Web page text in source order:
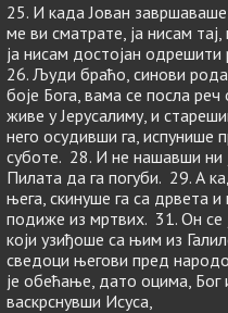
25. И када Јован завршаваше
ме ви сматрате, ја нисам
ја нисам достојан одрешити
26. Људи браћо, синови
боје Бога, вама се посла
живе у Јерусалиму, и
него осудивши га, испунише
суботе. 28. И не нашавши ни
Пилата да га погуби. 29. А
њега, скинуше га са дрвета
подиже из мртвих. 31. Он
који узиђоше са њим из
сведоци његови пред
је обећање, дато оцима,
васкрснувши Исуса,